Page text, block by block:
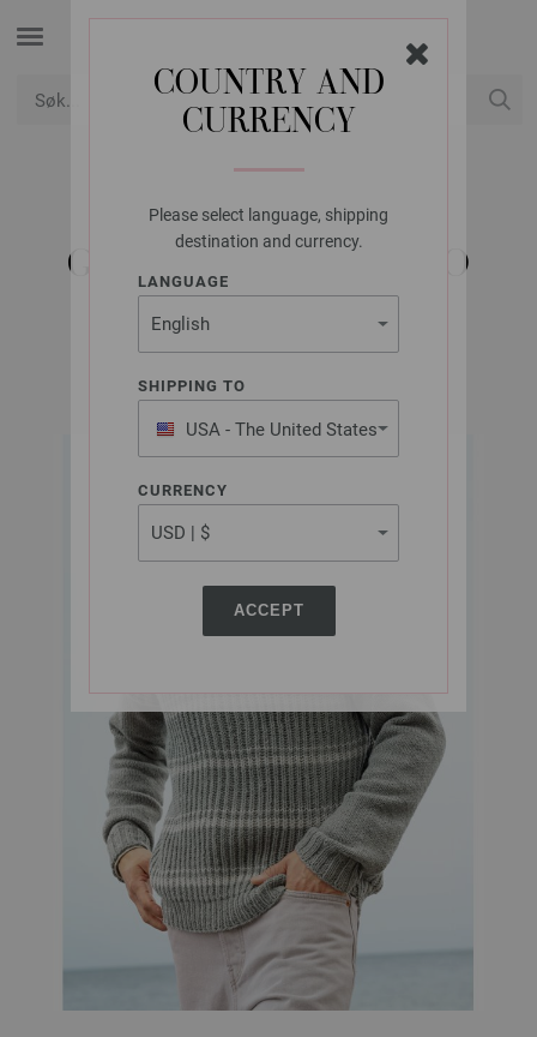
COUNTRY AND
CURRENCY
Please select language, shipping
destination and currency.
LANGUAGE
SHIPPING TO
USA - The United States
of America
CURRENCY
ACCEPT
LANA GROSSA
GENSER MERINO UNO
Classici No. 29 | Modell 42